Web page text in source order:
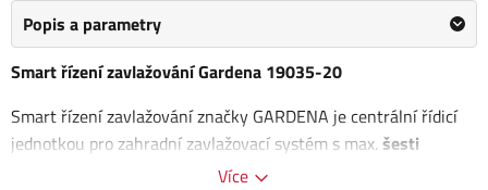
Popis a parametry
Smart řízení zavlažování Gardena 19035-20
Smart řízení zavlažování značky GARDENA je centrální řídicí
jednotkou pro zahradní zavlažovací systém s max. šesti
. S tímto individuálně nastavitelným,
Více